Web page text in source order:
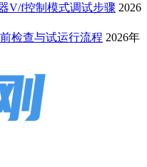
V/f控制模式调试步骤 2026
检查与试运行流程 2026年